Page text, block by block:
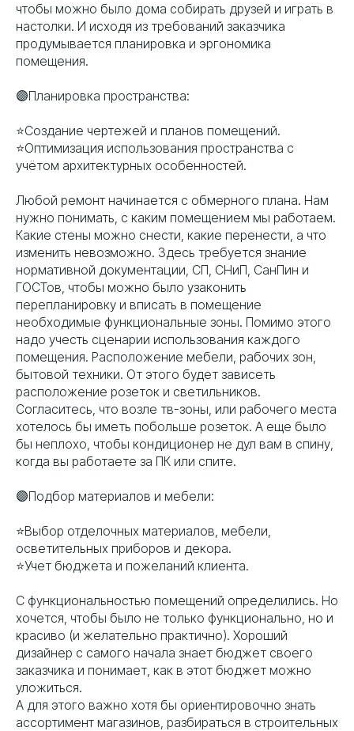
чтобы можно было дома собирать друзей и играть в
настолки. И исходя из требований заказчика
продумывается планировка и эргономика
помещения.
🟣Планировка пространства:
⭐️Создание чертежей и планов помещений.
⭐️Оптимизация использования пространства с
учётом архитектурных особенностей.
Любой ремонт начинается с обмерного плана. Нам
нужно понимать, с каким помещением мы работаем.
Какие стены можно снести, какие перенести, а что
изменить невозможно. Здесь требуется знание
нормативной документации, СП, СНиП, СанПин и
ГОСТов, чтобы можно было узаконить
перепланировку и вписать в помещение
необходимые функциональные зоны. Помимо этого
надо учесть сценарии использования каждого
помещения. Расположение мебели, рабочих зон,
бытовой техники. От этого будет зависеть
расположение розеток и светильников.
Согласитесь, что возле тв-зоны, или рабочего места
хотелось бы иметь побольше розеток. А еще было
бы неплохо, чтобы кондиционер не дул вам в спину,
когда вы работаете за ПК или спите.
🟣Подбор материалов и мебели:
⭐️Выбор отделочных материалов, мебели,
осветительных приборов и декора.
⭐️Учет бюджета и пожеланий клиента.
С функциональностью помещений определились. Но
хочется, чтобы было не только функционально, но и
красиво (и желательно практично). Хороший
дизайнер с самого начала знает бюджет своего
заказчика и понимает, как в этот бюджет можно
уложиться.
А для этого важно хотя бы ориентировочно знать
ассортимент магазинов, разбираться в строительных